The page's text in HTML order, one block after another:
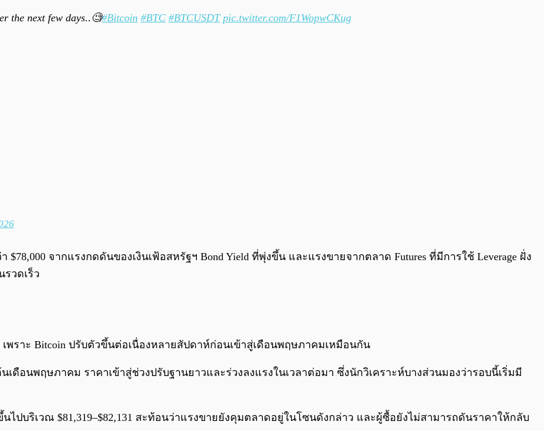
the next few days..🧐#Bitcoin #BTC #BTCUSDT pic.twitter.com/F1WopwCKug
จากแรงกดดันของเงินเฟ้อสหรัฐฯ Bond Yield ที่พุ่งขึ้น และแรงขายจากตลาด Futures ที่มีการใช้ Leverage ฝั่ง
วดเร็ว
เพราะ Bitcoin ปรับตัวขึ้นต่อเนื่องหลายสัปดาห์ก่อนเข้าสู่เดือนพฤษภาคมเหมือนกัน
เดือนพฤษภาคม ราคาเข้าสู่ช่วงปรับฐานยาวและร่วงลงแรงในเวลาต่อมา ซึ่งนักวิเคราะห์บางส่วนมองว่ารอบนี้เริ่มมี
ไปบริเวณ $81,319–$82,131 สะท้อนว่าแรงขายยังคุมตลาดอยู่ในโซนดังกล่าว และผู้ซื้อยังไม่สามารถดันราคาให้กลับ